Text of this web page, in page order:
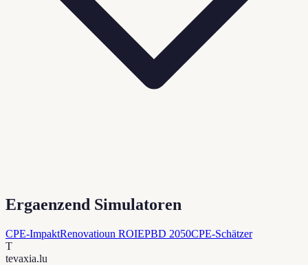
Ergaenzend Simulatoren
CPE-ImpaktRenovatioun ROIEPBD 2050CPE-Schätzer
T
tevaxia.lu